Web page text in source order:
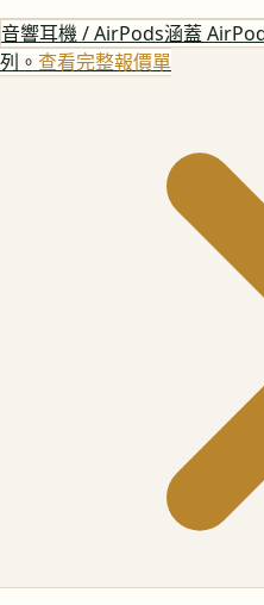
音響耳機 / AirPods涵蓋
列。 查看完整報價單